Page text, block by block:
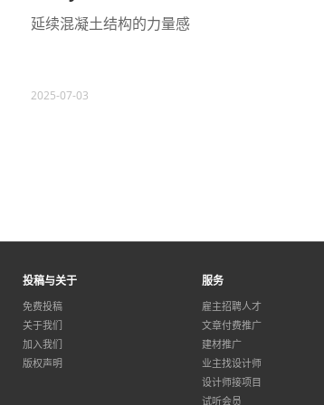
延续混凝土结构的力量感
2025-07-03
投稿与关于
免费投稿
关于我们
加入我们
版权声明
服务
雇主招聘人才
文章付费推广
建材推广
业主找设计师
设计师接项目
试听会员